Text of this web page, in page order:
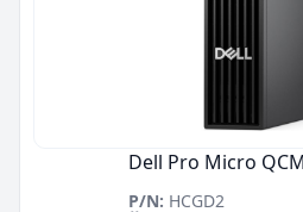
Dell Pro Micro
P/N: HCGD2